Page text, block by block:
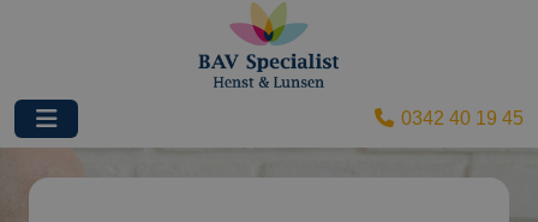
0342 40 19 45